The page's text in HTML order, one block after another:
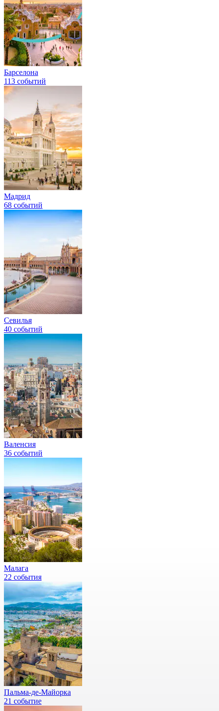
Барселона
113 событий
Мадрид
68 событий
Севилья
40 событий
Валенсия
36 событий
Малага
22 события
Пальма-де-Майорка
21 событие